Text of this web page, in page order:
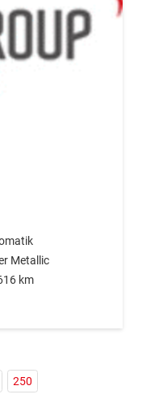
Metallic
km
250